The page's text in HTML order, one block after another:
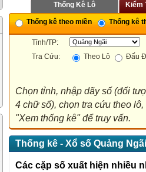
Thống Kê Lô Kiểm
Thống kê theo miền Thống kê
Tỉnh/TP:
Tra Cứu:
Theo Lô Đấu
Chọn tỉnh, nhập dãy số (đối
4 chữ số), chọn tra cứu theo
"Xem thống kê" để truy vấn.
Thống kê - Xổ số Quảng
Các cặp số xuất hiện nhiều